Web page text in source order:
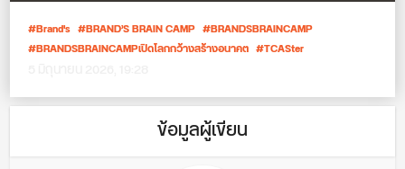
Brand's BRAND’S BRAIN CAMP
BRANDSBRAINCAMP
BRANDSBRAINCAMPเปิดโลกกว้างสร้างอนาคต
TCASter
ข้อมูลผู้เขียน